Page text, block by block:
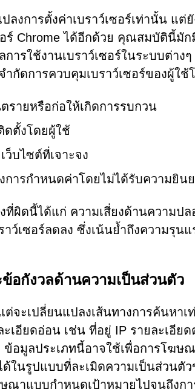
ลงการตั้งค่าเบราว์เซอร์เท่านั้น แต่
ร์ Chrome ได้อีกด้วย คุณสมบัตินี้มั
ารใช้งานเบราว์เซอร์ในระบบต่าง
กัดการควบคุมเบราว์เซอร์ของผู้ใช้
รายหรือก่อให้เกิดการรบกวน
ดตั้งโดยผู้ใช้
ว็บไซต์ที่เจาะจง
การกำหนดค่าโดยไม่ได้รับความยิน
ที่ผิดนี้ได้แก่ ความเสี่ยงด้านความป
ว์เซอร์ลดลง ซึ่งเน้นย้ำถึงความรุน
อกังวลด้านความเป็นส่วนตัว
ต่จะเปลี่ยนแปลงเส้นทางการค้นหา
เอียดอ่อน เช่น ที่อยู่ IP รายละเอีย
ข้อมูลประเภทนี้อาจใช้เพื่อการโฆ
ในรูปแบบที่ละเมิดความเป็นส่วนตั
ณาแบบกำหนดเป้าหมายไปจนถึงก